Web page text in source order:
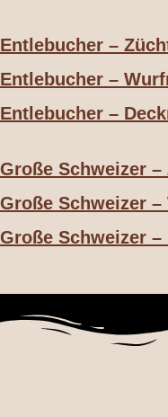
Entlebucher –
Entlebucher –
Entlebucher –
Große Schweizer –
Große Schweizer
Große Schweizer –